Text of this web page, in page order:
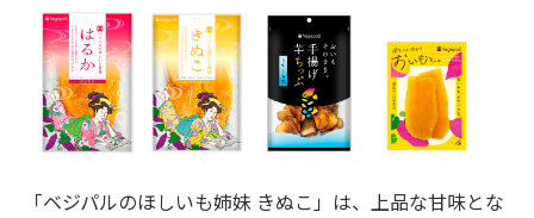
「ベジパルのほしいも姉妹 きぬこ」は、上品な甘味とな